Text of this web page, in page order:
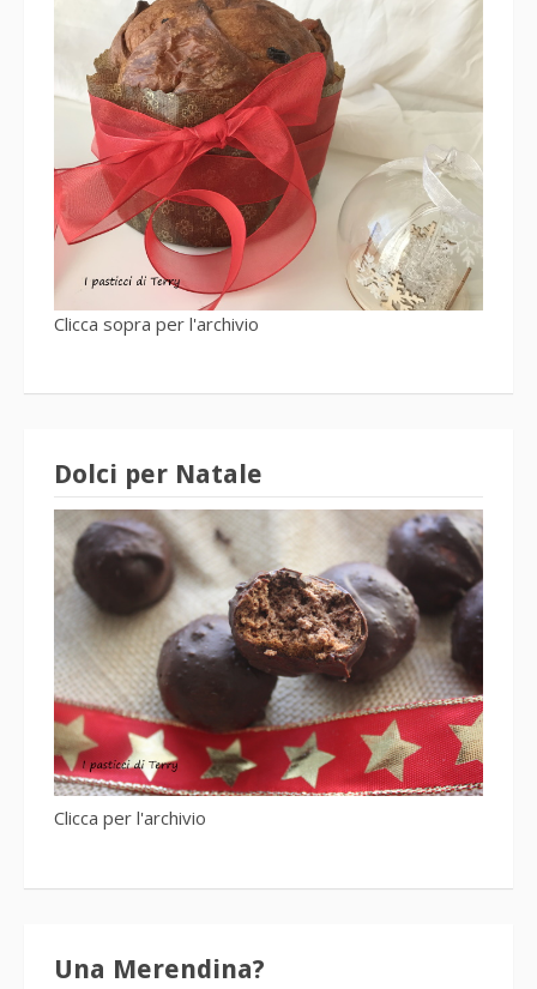
Clicca sopra per l'archivio
Dolci per Natale
Clicca per l'archivio
Una Merendina?